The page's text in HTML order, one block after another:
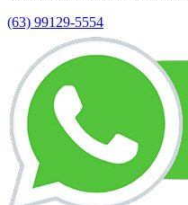
(63) 99129-5554